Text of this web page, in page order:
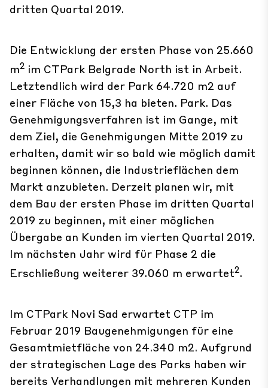
dritten Quartal 2019.
Die Entwicklung der ersten Phase von 25.660
m2 im CTPark Belgrade North ist in Arbeit.
Letztendlich wird der Park 64.720 m2 auf
einer Fläche von 15,3 ha bieten. Park. Das
Genehmigungsverfahren ist im Gange, mit
dem Ziel, die Genehmigungen Mitte 2019 zu
erhalten, damit wir so bald wie möglich damit
beginnen können, die Industrieflächen dem
Markt anzubieten. Derzeit planen wir, mit
dem Bau der ersten Phase im dritten Quartal
2019 zu beginnen, mit einer möglichen
Übergabe an Kunden im vierten Quartal 2019.
Im nächsten Jahr wird für Phase 2 die
Erschließung weiterer 39.060 m erwartet2.
Im CTPark Novi Sad erwartet CTP im
Februar 2019 Baugenehmigungen für eine
Gesamtmietfläche von 24.340 m2. Aufgrund
der strategischen Lage des Parks haben wir
bereits Verhandlungen mit mehreren Kunden